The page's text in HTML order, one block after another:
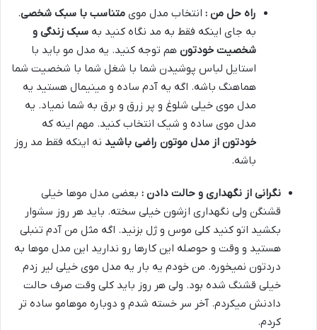
راه حل من : انتخاب مدل موی متناسب با سبک شخصی.
به جای اینکه فقط به مد نگاه کنید به سبک زندگی و
شخصیت خودتون هم توجه کنید. یه مدل مو باید با
استایل لباس پوشیدن شما با شغل شما با شخصیت شما
هماهنگ باشه. اگه یه آدم ساده و مینیمال هستید یه
مدل موی خیلی شلوغ و پر زرق و برق به شما نمیاد. یه
مدل موی ساده و شیک انتخاب کنید. مهم اینه که
خودتون از مدل موتون راضی باشید نه اینکه فقط مد روز
باشه.
نگرانی از نگهداری و حالت دادن : بعضی مدل موها خیلی
قشنگن ولی نگهداری ازشون خیلی سخته. باید هر روز سشوار
بکشید اتو کنید کلی موس و ژل بزنید. اگه مثل من آدم تنبلی
هستید و وقت و حوصله این کارها رو ندارید این مدل موها به
دردتون نمیخوره. من خودم یه بار یه مدل موی خیلی لیر زدم
خیلی قشنگ شده بود. ولی هر روز باید کلی وقت صرف حالت
دادنش میکردم. آخر سر خسته شدم و دوباره موهامو ساده تر
کردم.